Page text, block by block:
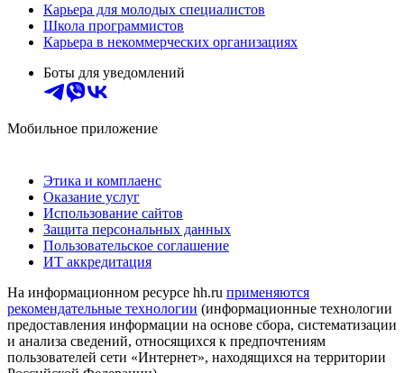
Карьера для молодых специалистов
Школа программистов
Карьера в некоммерческих организациях
Боты для уведомлений
Мобильное приложение
Этика и комплаенс
Оказание услуг
Использование сайтов
Защита персональных данных
Пользовательское соглашение
ИТ аккредитация
На информационном ресурсе hh.ru применяются
рекомендательные технологии (информационные технологии
предоставления информации на основе сбора, систематизации
и анализа сведений, относящихся к предпочтениям
пользователей сети «Интернет», находящихся на территории